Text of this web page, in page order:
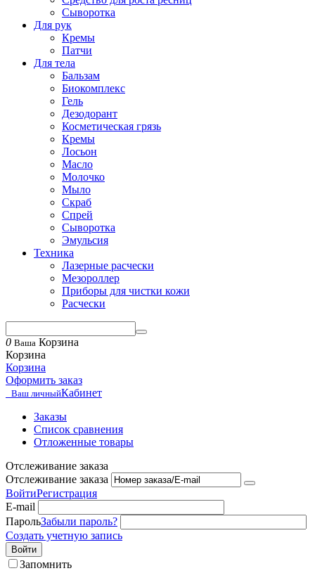
Сыворотка
Для рук
Кремы
Патчи
Для тела
Бальзам
Биокомплекс
Гель
Дезодорант
Косметическая грязь
Кремы
Лосьон
Масло
Молочко
Мыло
Скраб
Спрей
Сыворотка
Эмульсия
Техника
Лазерные расчески
Мезороллер
Приборы для чистки кожи
Расчески
0 Ваша Корзина
Корзина
Корзина
Оформить заказ
Ваш личныйКабинет
Заказы
Список сравнения
Отложенные товары
Отслеживание заказа
Отслеживание заказа
ВойтиРегистрация
E-mail
ПарольЗабыли пароль?
Создать учетную запись
Войти
Запомнить